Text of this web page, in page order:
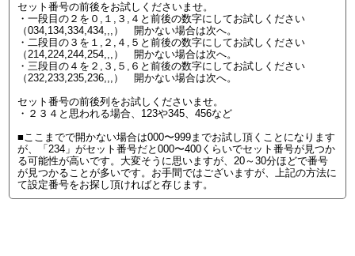
セット番号の前後をお試しくださいませ。
・一段目の２を０,１,３,４と前後の数字にしてお試しください
（034,134,334,434,,,） 開かない場合は次へ。
・二段目の３を１,２,４,５と前後の数字にしてお試しください
（214,224,244,254,,,） 開かない場合は次へ。
・三段目の４を２,３,５,６と前後の数字にしてお試しください
（232,233,235,236,,,） 開かない場合は次へ。
セット番号の前後列をお試しくださいませ。
・２３４と思われる場合、123や345、456など
■ここまでで開かない場合は000〜999までお試し頂くことになります
が、「234」がセット番号だと000〜400くらいでセット番号が見つか
る可能性が高いです。大変そうに思いますが、20～30分ほどで番号
が見つかることが多いです。お手間ではございますが、上記の方法に
て設定番号をお探し頂ければと存じます。